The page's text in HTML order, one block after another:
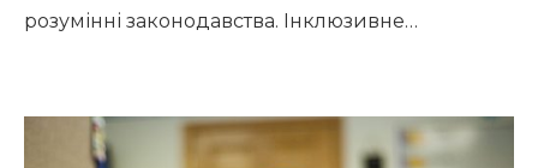
розумінні законодавства. Інклюзивне
інклюзивне освітнє середовище? Які
інструменти, методи та підходи допоможуть